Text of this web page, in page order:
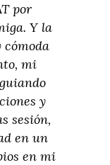
por
Y la
mi
y
sesión,
en un
en mi